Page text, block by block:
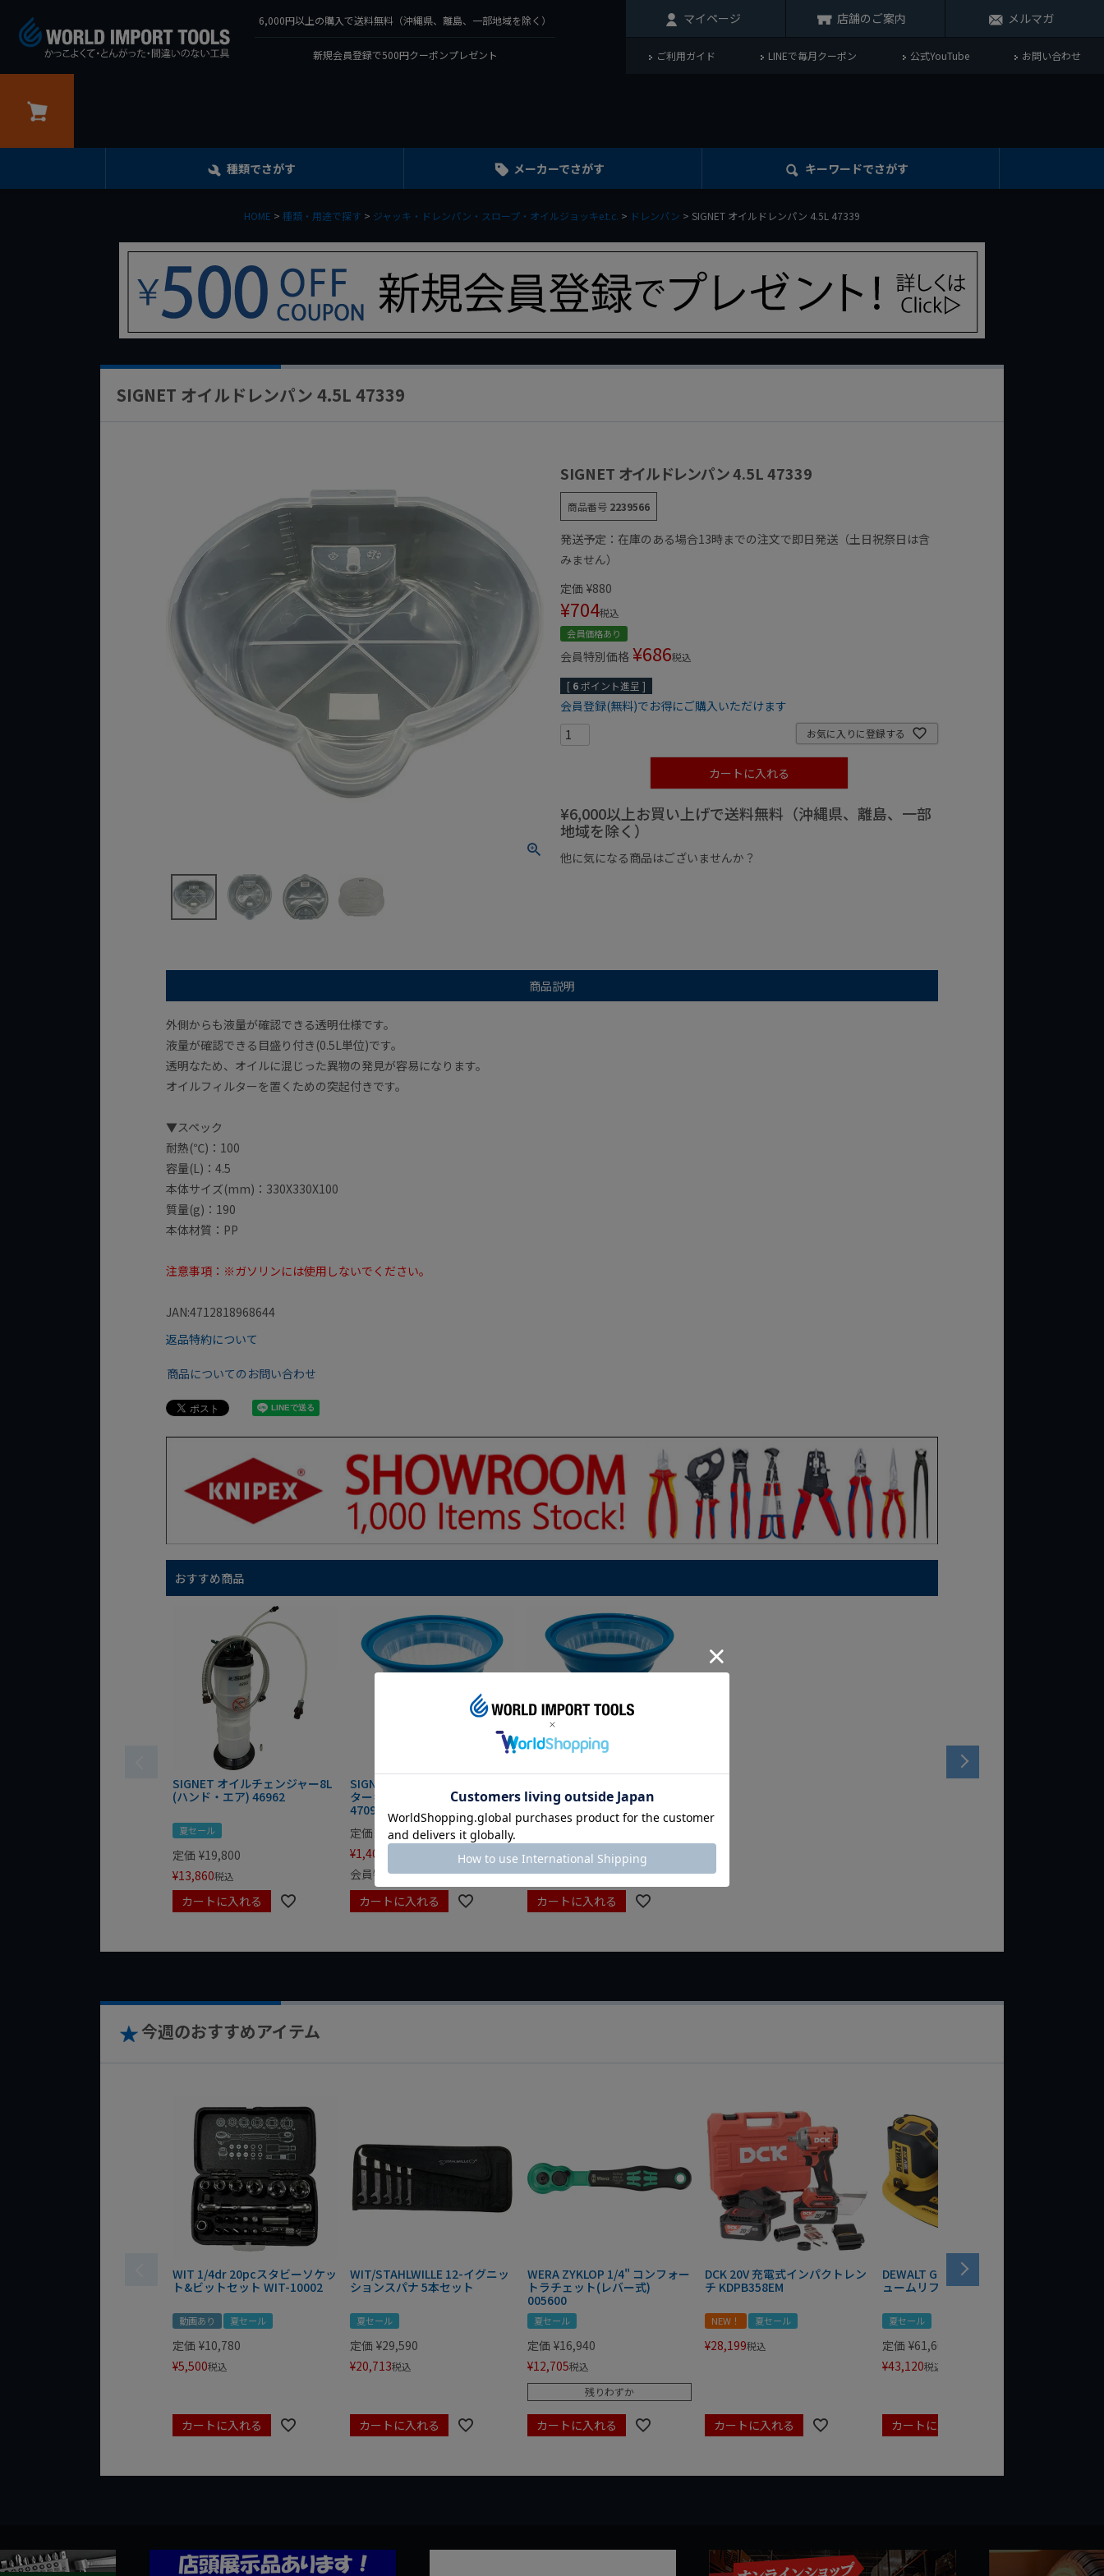
6,000円以上の購入で送料無料（沖縄県、離島、一部地域を除く）
新規会員登録で500円クーポンプレゼント
マイページ 店舗のご案内 メルマガ
ご利用ガイド LINEで毎月クーポン 公式YouTube お問い合わせ
種類でさがす メーカーでさがす キーワードでさがす
HOME 種類・用途で探す ジャッキ・ドレンパン・スロープ・オイルジョッキe.t.c. ドレンパン SIGNET オイルドレンパン 4.5L 47339
SIGNET オイルドレンパン 4.5L 47339
SIGNET オイルドレンパン 4.5L 47339
商品番号 2239566
発送予定：在庫のある場合13時までの注文で即日発送（土日祝祭日は含
みません）
定価 ¥880
¥704税込
会員価格あり
会員特別価格 ¥686税込
[ 6ポイント進呈 ]
会員登録(無料)でお得にご購入いただけます
お気に入りに登録する
カートに入れる
¥6,000以上お買い上げで送料無料（沖縄県、離島、一部
地域を除く）
他に気になる商品はございませんか？
商品説明
外側からも液量が確認できる透明仕様です。
液量が確認できる目盛り付き(0.5L単位)です。
透明なため、オイルに混じった異物の発見が容易になります。
オイルフィルターを置くための突起付きです。
▼スペック
耐熱(℃)：100
容量(L)：4.5
本体サイズ(mm)：330X330X100
質量(g)：190
本体材質：PP
注意事項：※ガソリンには使用しないでください。
JAN:4712818968644
返品特約について
商品についてのお問い合わせ
おすすめ商品
SIGNET オイルチェンジャー8L
(ハンド・エア) 46962
夏セール
定価 ¥19,800
¥13,860税込
カートに入れる
SIGNET S-VALUE オイルフィル
ターキャップ 73-76mm 240cc
47099
定価
1,760
¥1,408
会員特別価格 ¥1,372税込
カートに入れる
ターキャップ 63-67mm 180cc
47098
¥1,408税込
会員特別価格 ¥1,372税込
カートに入れる
今週のおすすめアイテム
WIT 1/4dr 20pcスタビーソケッ
ト&ビットセット WIT-10002
動画あり 夏セール
定価 ¥10,780
¥5,500税込
カートに入れる
WIT/STAHLWILLE 12-イグニッ
ションスパナ 5本セット
夏セール
定価 ¥29,590
¥20,713税込
カートに入れる
WERA ZYKLOP 1/4" コンフォー
トラチェット(レバー式)
005600
夏セール
定価 ¥16,940
¥12,705税込
残りわずか
カートに入れる
DCK 20V 充電式インパクトレン
チ KDPB358EM
NEW！ 夏セール
¥28,199税込
カートに入れる
DEWALT GRABO 18V電動バキ
ュームリフター DCE590N-XJ
夏セール
定価 ¥61,600
¥43,120税込
カートに入れる